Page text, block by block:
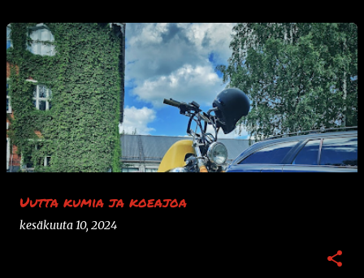
Uutta kumia ja koeajoa
kesäkuuta 10, 2024